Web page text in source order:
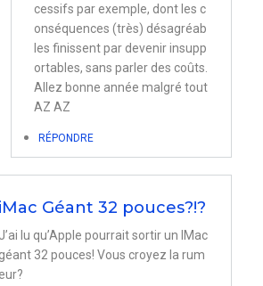
cessifs par exemple, dont les c
onséquences (très) désagréab
les finissent par devenir insupp
ortables, sans parler des coûts.
Allez bonne année malgré tout
AZ AZ
RÉPONDRE
iMac Géant 32 pouces?!?
J’ai lu qu’Apple pourrait sortir un IMac
géant 32 pouces! Vous croyez la rum
eur?